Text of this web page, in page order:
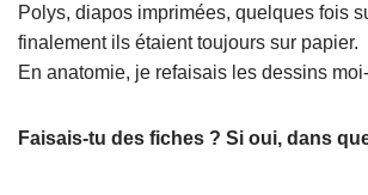
Polys, diapos imprimées, quelques fois
finalement ils étaient toujours sur papier.
En anatomie, je refaisais les dessins
Faisais-tu des fiches ? Si oui, dans